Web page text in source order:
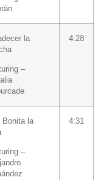
la
–
4:28
Bonita la
–
4:31